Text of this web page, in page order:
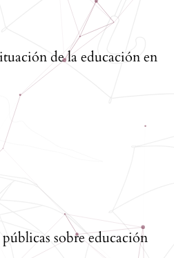
de la educación en
sobre educación